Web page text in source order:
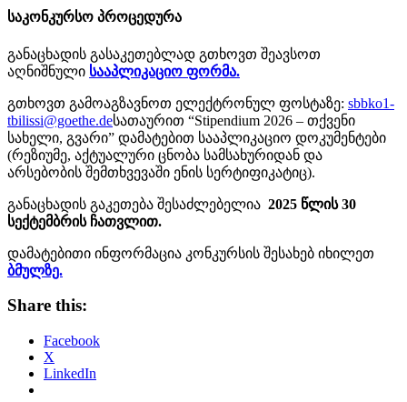
საკონკურსო პროცედურა
განაცხადის გასაკეთებლად გთხოვთ შეავსოთ
აღნიშნული სააპლიკაციო ფორმა.
გთხოვთ გამოაგზავნოთ ელექტრონულ ფოსტაზე: sbbko1-
tbilissi@goethe.deსათაურით “Stipendium 2026 – თქვენი
სახელი, გვარი” დამატებით სააპლიკაციო დოკუმენტები
(რეზიუმე, აქტუალური ცნობა სამსახურიდან და
არსებობის შემთხვევაში ენის სერტიფიკატიც).
განაცხადის გაკეთება შესაძლებელია 2025 წლის 30
სექტემბრის ჩათვლით.
დამატებითი ინფორმაცია კონკურსის შესახებ იხილეთ
ბმულზე.
Share this:
Facebook
X
LinkedIn